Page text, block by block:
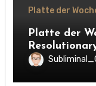
Platte der
Platte der